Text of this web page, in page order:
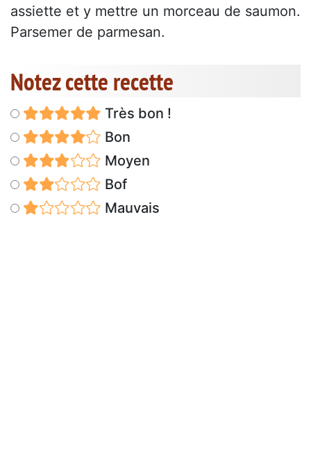
assiette et y mettre un morceau de saumon.
Parsemer de parmesan.
Notez cette recette
Très bon !
Bon
Moyen
Bof
Mauvais